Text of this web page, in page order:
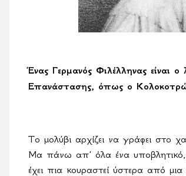
Ένας Γερμανός Φιλέλληνας
Επανάστασης, όπως ο
Το μολύβι αρχίζει να γράφει στο
Μα πάνω απ’ όλα ένα
έχει πια κουραστεί ύστερα από